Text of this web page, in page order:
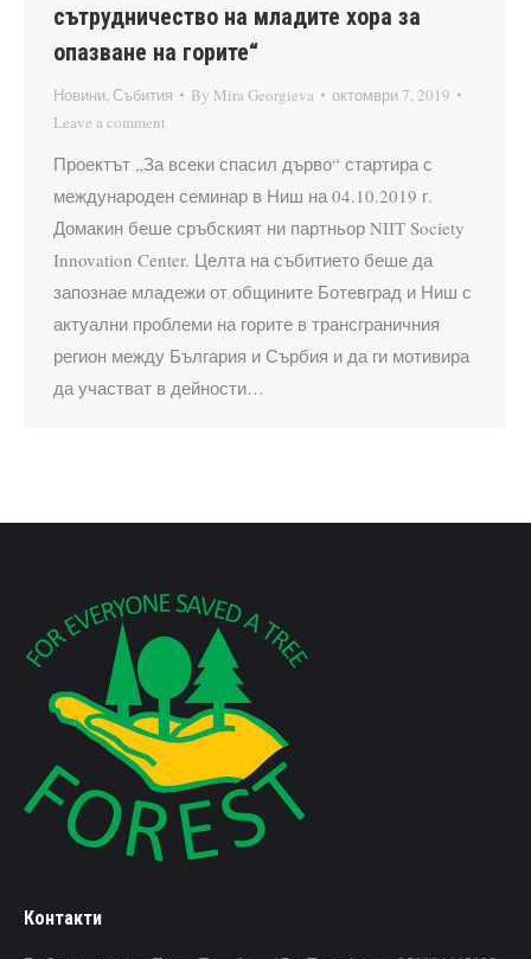
сътрудничество на младите хора за
опазване на горите“
Новини Събития By Mira Georgieva
октомври 7, 2019
Leave a comment
Проектът „За всеки спасил дърво“ стартира с
международен семинар в Ниш на 04.10.2019 г.
Домакин беше сръбският ни партньор NIIT Society
Innovation Center. Целта на събитието беше да
запознае младежи от общините Ботевград и Ниш с
актуални проблеми на горите в трансграничния
регион между България и Сърбия и да ги мотивира
да участват в дейности…
Контакти